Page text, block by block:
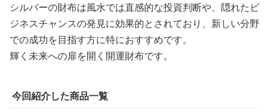
シルバーの財布は風水では直感的な投資判断や、隠れたビ
ジネスチャンスの発見に効果的とされており、新しい分野
での成功を目指す方に特におすすめです。
輝く未来への扉を開く開運財布です。
今回紹介した商品一覧